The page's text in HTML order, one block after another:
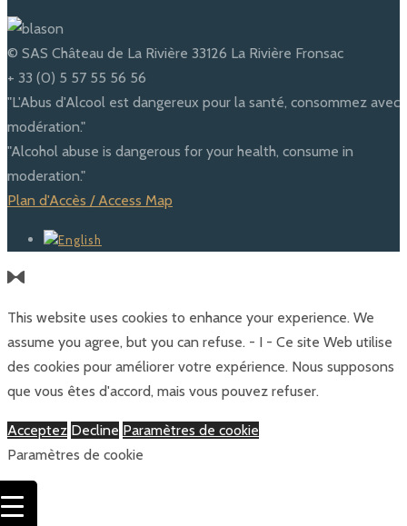
© SAS Château de La Rivière 33126 La Rivière Fronsac
+ 33 (0) 5 57 55 56 56
"L'Abus d'Alcool est dangereux pour la santé, consommez avec
modération."
"Alcohol abuse is dangerous for your health, consume in
moderation."
Plan d'Accès / Access Map
This website uses cookies to enhance your experience. We
assume you agree, but you can refuse. - I - Ce site Web utilise
des cookies pour améliorer votre expérience. Nous supposons
que vous êtes d'accord, mais vous pouvez refuser.
Acceptez Decline Paramètres de cookie
Paramètres de cookie